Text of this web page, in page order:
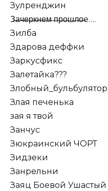
Зулренджин
З̶а̶ч̶е̶р̶к̶н̶е̶м̶ ̶п̶р̶о̶ш̶л̶о̶е….
Зилба
Здарова деффки
Заркусфикс
Залетайка???
Злобный_бульбулятор
Злая печенька
зая я твой
Занчус
Зюкраинский ЧОРТ
Зидзеки
Занрельни
Заяц Боевой Ушастый